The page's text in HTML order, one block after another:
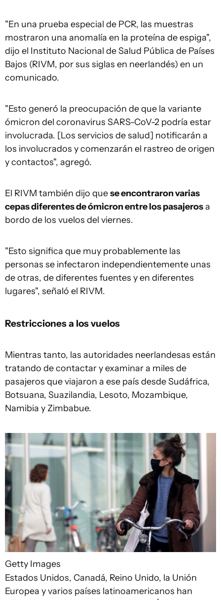
"En una prueba especial de PCR, las muestras
mostraron una anomalía en la proteína de espiga",
dijo el Instituto Nacional de Salud Pública de Países
Bajos (RIVM, por sus siglas en neerlandés) en un
comunicado.
"Esto generó la preocupación de que la variante
ómicron del coronavirus SARS-CoV-2 podría estar
involucrada. [Los servicios de salud] notificarán a
los involucrados y comenzarán el rastreo de origen
y contactos", agregó.
El RIVM también dijo quese encontraron varias
cepas diferentes de ómicron entre los pasajerosa
bordo de los vuelos del viernes.
"Esto significa que muy probablemente las
personas se infectaron independientemente unas
de otras, de diferentes fuentes y en diferentes
lugares", señaló el RIVM.
Restricciones a los vuelos
Mientras tanto, las autoridades neerlandesas están
tratando de contactar y examinar a miles de
pasajeros que viajaron a ese país desde Sudáfrica,
Botsuana, Suazilandia, Lesoto, Mozambique,
Namibia y Zimbabue.
Getty Images
Estados Unidos, Canadá, Reino Unido, la Unión
Europea y varios países latinoamericanos han